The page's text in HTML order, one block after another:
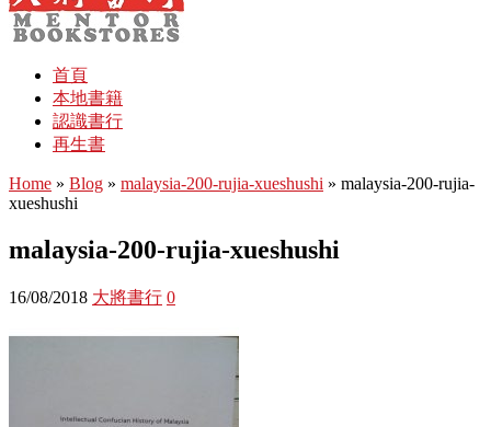
首頁
本地書籍
認識書行
再生書
Home » Blog » malaysia-200-rujia-xueshushi » malaysia-200-rujia-
xueshushi
malaysia-200-rujia-xueshushi
16/08/2018 大將書行 0